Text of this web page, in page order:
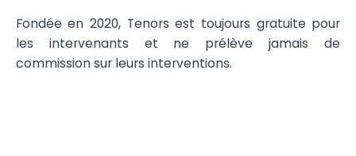
Fondée en 2020, Tenors est toujours gratuite pour
les intervenants et ne prélève jamais de
commission sur leurs interventions.